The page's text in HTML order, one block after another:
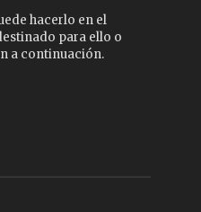
hacerlo en el
para ello o
a continuación.